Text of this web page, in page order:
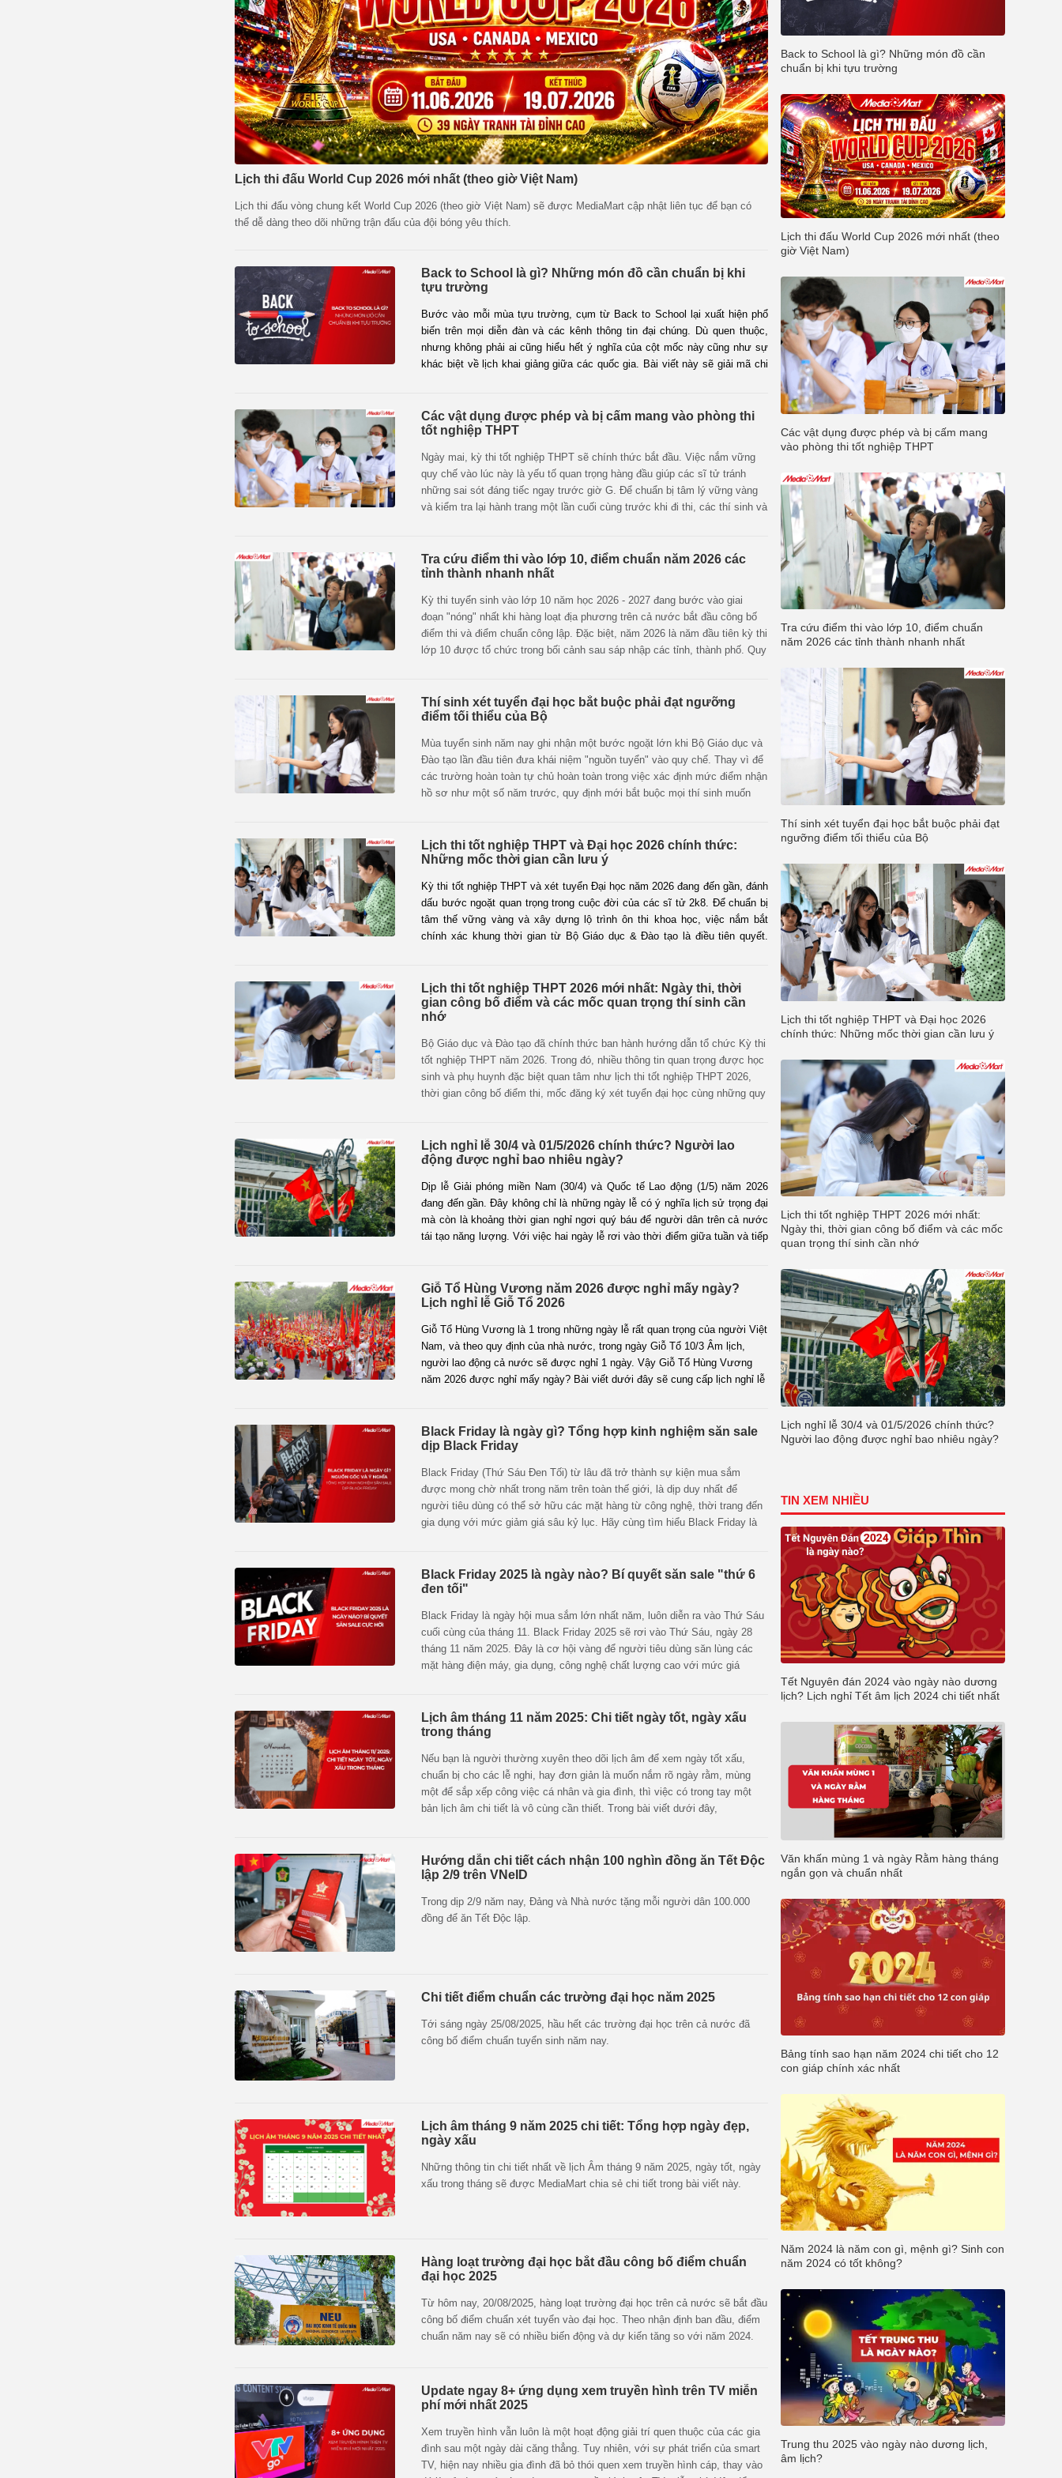
Lịch thi đấu World Cup 2026 mới nhất (theo giờ Việt Nam)
Lịch thi đấu vòng chung kết World Cup 2026 (theo giờ Việt Nam) sẽ được MediaMart cập nhật liên tục để bạn có
thể dễ dàng theo dõi những trận đấu của đội bóng yêu thích.
Back to School là gì? Những món đồ cần chuẩn bị khi
tựu trường
Bước vào mỗi mùa tựu trường, cụm từ Back to School lại xuất hiện phổ
biến trên mọi diễn đàn và các kênh thông tin đại chúng. Dù quen thuộc,
nhưng không phải ai cũng hiểu hết ý nghĩa của cột mốc này cũng như sự
khác biệt về lịch khai giảng giữa các quốc gia. Bài viết này sẽ giải mã chi
bạn bứt phá trong năm học mới.
Các vật dụng được phép và bị cấm mang vào phòng thi
tốt nghiệp THPT
Ngày mai, kỳ thi tốt nghiệp THPT sẽ chính thức bắt đầu. Việc nắm vững
quy chế vào lúc này là yếu tố quan trọng hàng đầu giúp các sĩ tử tránh
những sai sót đáng tiếc ngay trước giờ G. Để chuẩn bị tâm lý vững vàng
và kiểm tra lại hành trang một lần cuối cùng trước khi đi thi, các thí sinh và
quan trọng trong phòng thi dưới đây.
Tra cứu điểm thi vào lớp 10, điểm chuẩn năm 2026 các
tỉnh thành nhanh nhất
Kỳ thi tuyển sinh vào lớp 10 năm học 2026 - 2027 đang bước vào giai
đoạn "nóng" nhất khi hàng loạt địa phương trên cả nước bắt đầu công bố
điểm thi và điểm chuẩn công lập. Đặc biệt, năm 2026 là năm đầu tiên kỳ thi
lớp 10 được tổ chức trong bối cảnh sau sáp nhập các tỉnh, thành phố. Quy
124.000 thí sinh).
Dưới đây là cập nhật chi tiết lịch công bố, cách tra cứu điểm thi lớp 10 và
và học sinh tiện theo dõi.
Thí sinh xét tuyển đại học bắt buộc phải đạt ngưỡng
điểm tối thiểu của Bộ
Mùa tuyển sinh năm nay ghi nhận một bước ngoặt lớn khi Bộ Giáo dục và
Đào tạo lần đầu tiên đưa khái niệm "nguồn tuyển" vào quy chế. Thay vì để
các trường hoàn toàn tự chủ hoàn toàn trong việc xác định mức điểm nhận
hồ sơ như một số năm trước, quy định mới bắt buộc mọi thí sinh muốn
đang trở thành tâm điểm thu hút sự quan tâm, lo lắng của hàng triệu sĩ tử
cũng như các bậc phụ huynh trong giai đoạn nước rút cho kỳ thi đại học
Lịch thi tốt nghiệp THPT và Đại học 2026 chính thức:
Những mốc thời gian cần lưu ý
Kỳ thi tốt nghiệp THPT và xét tuyển Đại học năm 2026 đang đến gần, đánh
dấu bước ngoặt quan trọng trong cuộc đời của các sĩ tử 2k8. Để chuẩn bị
tâm thế vững vàng và xây dựng lộ trình ôn thi khoa học, việc nắm bắt
chính xác khung thời gian từ Bộ Giáo dục & Đào tạo là điều tiên quyết.
Lịch thi tốt nghiệp THPT 2026 mới nhất: Ngày thi, thời
gian công bố điểm và các mốc quan trọng thí sinh cần
nhớ
Bộ Giáo dục và Đào tạo đã chính thức ban hành hướng dẫn tổ chức Kỳ thi
tốt nghiệp THPT năm 2026. Trong đó, nhiều thông tin quan trọng được học
sinh và phụ huynh đặc biệt quan tâm như lịch thi tốt nghiệp THPT 2026,
thời gian công bố điểm thi, mốc đăng ký xét tuyển đại học cùng những quy
Lịch nghỉ lễ 30/4 và 01/5/2026 chính thức? Người lao
động được nghỉ bao nhiêu ngày?
Dịp lễ Giải phóng miền Nam (30/4) và Quốc tế Lao động (1/5) năm 2026
đang đến gần. Đây không chỉ là những ngày lễ có ý nghĩa lịch sử trọng đại
mà còn là khoảng thời gian nghỉ ngơi quý báu để người dân trên cả nước
tái tạo năng lượng. Với việc hai ngày lễ rơi vào thời điểm giữa tuần và tiếp
ý của đông đảo người lao động.
Giỗ Tổ Hùng Vương năm 2026 được nghỉ mấy ngày?
Lịch nghỉ lễ Giỗ Tổ 2026
Giỗ Tổ Hùng Vương là 1 trong những ngày lễ rất quan trọng của người Việt
Nam, và theo quy định của nhà nước, trong ngày Giỗ Tổ 10/3 Âm lịch,
người lao động cả nước sẽ được nghỉ 1 ngày. Vậy Giỗ Tổ Hùng Vương
năm 2026 được nghỉ mấy ngày? Bài viết dưới đây sẽ cung cấp lịch nghỉ lễ
Black Friday là ngày gì? Tổng hợp kinh nghiệm săn sale
dịp Black Friday
Black Friday (Thứ Sáu Đen Tối) từ lâu đã trở thành sự kiện mua sắm
được mong chờ nhất trong năm trên toàn thế giới, là dịp duy nhất để
người tiêu dùng có thể sở hữu các mặt hàng từ công nghệ, thời trang đến
gia dụng với mức giảm giá sâu kỷ lục. Hãy cùng tìm hiểu Black Friday là
Black Friday 2025 là ngày nào? Bí quyết săn sale "thứ 6
đen tối"
Black Friday là ngày hội mua sắm lớn nhất năm, luôn diễn ra vào Thứ Sáu
cuối cùng của tháng 11. Black Friday 2025 sẽ rơi vào Thứ Sáu, ngày 28
tháng 11 năm 2025. Đây là cơ hội vàng để người tiêu dùng săn lùng các
mặt hàng điện máy, gia dụng, công nghệ chất lượng cao với mức giá
bài viết dưới đây.
Lịch âm tháng 11 năm 2025: Chi tiết ngày tốt, ngày xấu
trong tháng
Nếu bạn là người thường xuyên theo dõi lịch âm để xem ngày tốt xấu,
chuẩn bị cho các lễ nghi, hay đơn giản là muốn nắm rõ ngày rằm, mùng
một để sắp xếp công việc cá nhân và gia đình, thì việc có trong tay một
bản lịch âm chi tiết là vô cùng cần thiết. Trong bài viết dưới đây,
Hướng dẫn chi tiết cách nhận 100 nghìn đồng ăn Tết Độc
lập 2/9 trên VNeID
Trong dịp 2/9 năm nay, Đảng và Nhà nước tặng mỗi người dân 100.000
đồng để ăn Tết Độc lập.
Chi tiết điểm chuẩn các trường đại học năm 2025
Tới sáng ngày 25/08/2025, hầu hết các trường đại học trên cả nước đã
công bố điểm chuẩn tuyển sinh năm nay.
Lịch âm tháng 9 năm 2025 chi tiết: Tổng hợp ngày đẹp,
ngày xấu
Những thông tin chi tiết nhất về lịch Âm tháng 9 năm 2025, ngày tốt, ngày
xấu trong tháng sẽ được MediaMart chia sẻ chi tiết trong bài viết này.
Hàng loạt trường đại học bắt đầu công bố điểm chuẩn
đại học 2025
Từ hôm nay, 20/08/2025, hàng loạt trường đại học trên cả nước sẽ bắt đầu
công bố điểm chuẩn xét tuyển vào đại học. Theo nhận định ban đầu, điểm
chuẩn năm nay sẽ có nhiều biến động và dự kiến tăng so với năm 2024.
Update ngay 8+ ứng dụng xem truyền hình trên TV miễn
phí mới nhất 2025
Xem truyền hình vẫn luôn là một hoạt động giải trí quen thuộc của các gia
đình sau một ngày dài căng thẳng. Tuy nhiên, với sự phát triển của smart
TV, hiện nay nhiều gia đình đã bỏ thói quen xem truyền hình cáp, thay vào
Back to School là gì? Những món đồ cần
chuẩn bị khi tựu trường
Lịch thi đấu World Cup 2026 mới nhất (theo
giờ Việt Nam)
Các vật dụng được phép và bị cấm mang
vào phòng thi tốt nghiệp THPT
Tra cứu điểm thi vào lớp 10, điểm chuẩn
năm 2026 các tỉnh thành nhanh nhất
Thí sinh xét tuyển đại học bắt buộc phải đạt
ngưỡng điểm tối thiểu của Bộ
Lịch thi tốt nghiệp THPT và Đại học 2026
chính thức: Những mốc thời gian cần lưu ý
Lịch thi tốt nghiệp THPT 2026 mới nhất:
Ngày thi, thời gian công bố điểm và các mốc
quan trọng thí sinh cần nhớ
Lịch nghỉ lễ 30/4 và 01/5/2026 chính thức?
Người lao động được nghỉ bao nhiêu ngày?
TIN XEM NHIỀU
Tết Nguyên đán 2024 vào ngày nào dương
lịch? Lịch nghỉ Tết âm lịch 2024 chi tiết nhất
Văn khấn mùng 1 và ngày Rằm hàng tháng
ngắn gọn và chuẩn nhất
Bảng tính sao hạn năm 2024 chi tiết cho 12
con giáp chính xác nhất
Năm 2024 là năm con gì, mệnh gì? Sinh con
năm 2024 có tốt không?
Trung thu 2025 vào ngày nào dương lịch,
âm lịch?